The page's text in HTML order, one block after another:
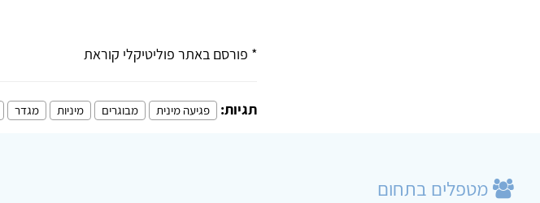
* פורסם באתר פוליטיקלי קוראת
תגיות: פגיעה מינית מבוגרים מיניות מגדר
מטפלים בתחום